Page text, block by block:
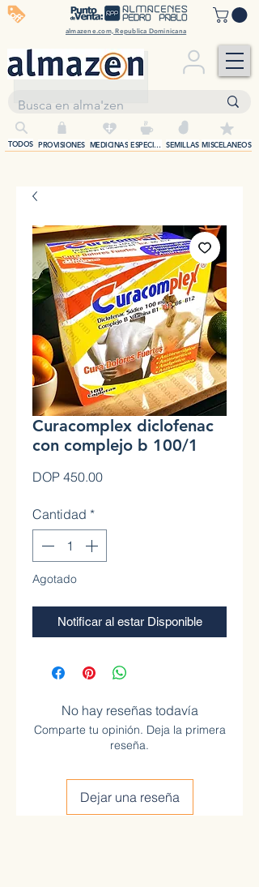
almazene.com, Republica Dominicana
off
+
PROVISIONES MEDICINAS SEMILLAS
ESPECIAS MISCELANEOS
TODOS
Curacomplex diclofenac
con complejo b 100/1
DOP 450.00Precio
Cantidad *
Agotado
Notificar al estar Disponible
No hay reseñas todavía
Comparte tu opinión. Deja la primera
reseña.
Dejar una reseña